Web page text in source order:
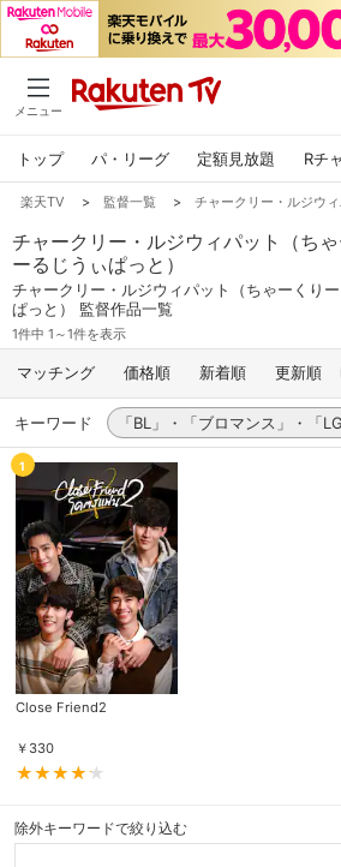
メニュー
トップ パ・リーグ 定額見放題 Rチ
楽天TV > 監督一覧 > チャークリー・ルジウ
チャークリー・ルジウィパット（ちゃ
ーるじうぃぱっと）
チャークリー・ルジウィパット（ちゃーくり
ぱっと） 監督作品一覧
1件中 1～1件を表示
マッチング 価格順 新着順 更新順
キーワード 「BL」・「ブロマンス」・「
1
Close Friend2
￥ 330
除外キーワードで絞り込む